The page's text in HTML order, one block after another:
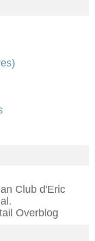
Club d'Eric
Overblog